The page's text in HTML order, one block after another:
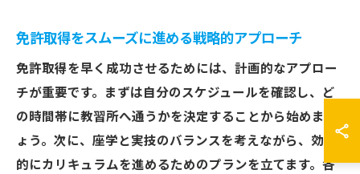
免許取得をスムーズに進める戦略的アプローチ
免許取得を早く成功させるためには、計画的なアプロー
チが重要です。まずは自分のスケジュールを確認し、ど
の時間帯に教習所へ通うかを決定することから始めまし
ょう。次に、座学と実技のバランスを考えながら、効率
的にカリキュラムを進めるためのプランを立てます。各